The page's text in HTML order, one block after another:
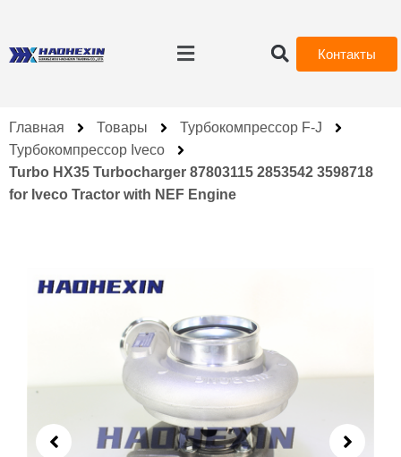
Контакты
Главная Товары
Турбокомпрессор F-J
Турбокомпрессор Iveco
Turbo HX35 Turbocharger 87803115 2853542 3598718
for Iveco Tractor with NEF Engine